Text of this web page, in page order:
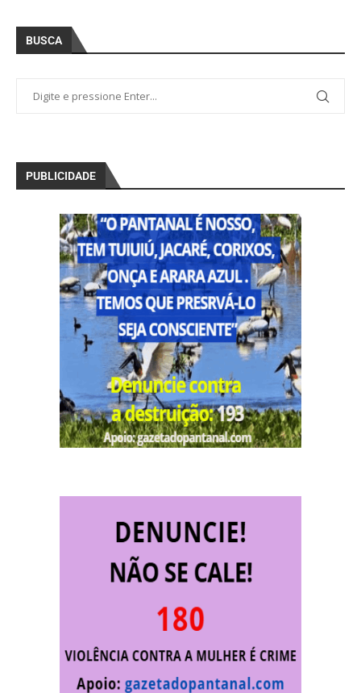
BUSCA
PUBLICIDADE